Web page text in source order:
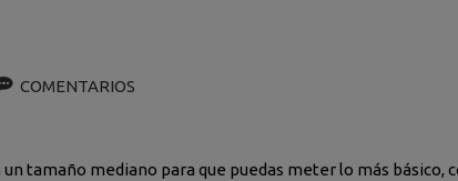
COMENTARIOS
tamaño mediano para que puedas meter lo más básico,